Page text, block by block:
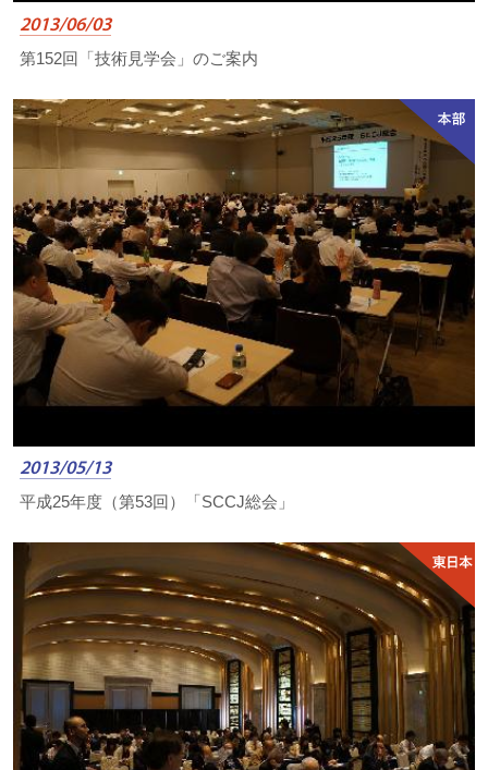
2013/06/03
第152回「技術見学会」のご案内
2013/05/13
平成25年度（第53回）「SCCJ総会」